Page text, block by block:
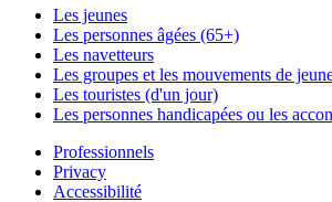
Les jeunes
Les personnes âgées (65+)
Les navetteurs
Les groupes et les mouvements de
Les touristes (d'un jour)
Les personnes handicapées ou les
Professionnels
Privacy
Accessibilité